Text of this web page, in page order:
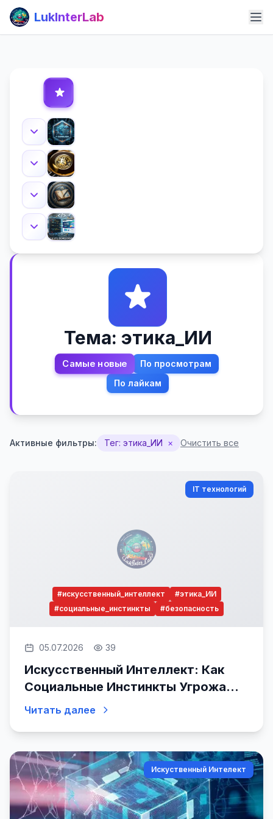
LukInterLab
Тема: этика_ИИ
Самые новые
По просмотрам
По лайкам
Активные фильтры: Тег: этика_ИИ × Очистить все
IT технологий
#искусственный_интеллект
#этика_ИИ
#социальные_инстинкты
#безопасность
05.07.2026 39
Искусственный Интеллект: Как
Социальные Инстинкты Угрожают
Нашей Безопасности
Читать далее
Искуственный Интелект